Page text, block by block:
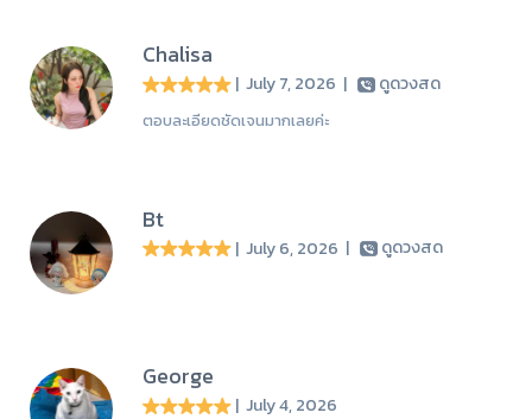
Chalisa
| July 7, 2026 | ดูดวงสด
ตอบละเอียดชัดเจนมากเลยค่ะ
Bt
| July 6, 2026 | ดูดวงสด
George
| July 4, 2026